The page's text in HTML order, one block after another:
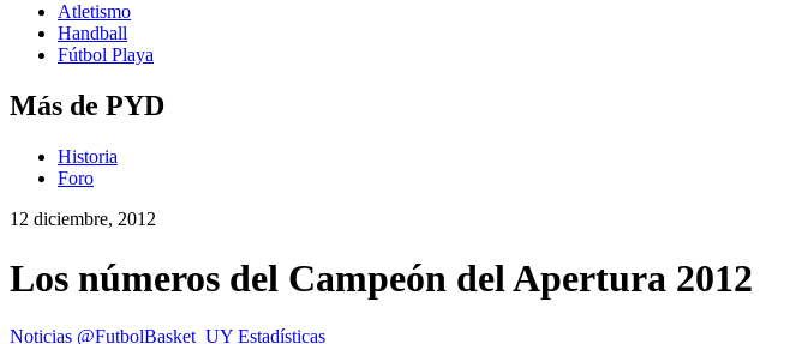
Atletismo
Handball
Fútbol Playa
Más de PYD
Historia
Foro
12 diciembre, 2012
Los números del Campeón del Apertura 2012
Noticias @FutbolBasket_UY Estadísticas